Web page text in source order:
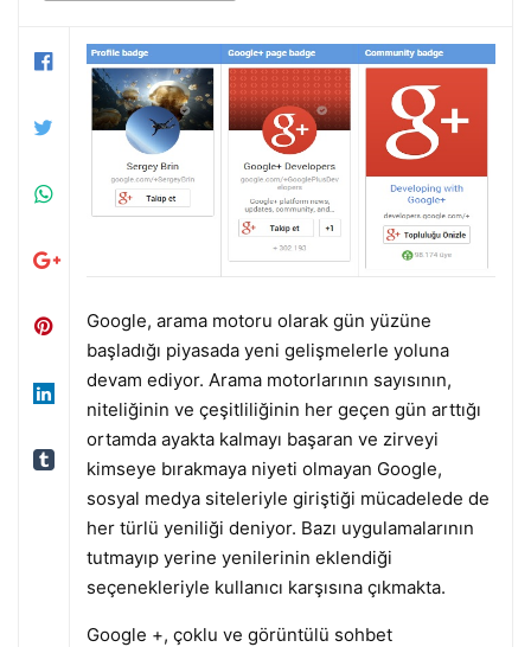
Google, arama motoru olarak gün yüzüne
başladığı piyasada yeni gelişmelerle yoluna
devam ediyor. Arama motorlarının sayısının,
niteliğinin ve çeşitliliğinin her geçen gün arttığı
ortamda ayakta kalmayı başaran ve zirveyi
kimseye bırakmaya niyeti olmayan Google,
sosyal medya siteleriyle giriştiği mücadelede de
her türlü yeniliği deniyor. Bazı uygulamalarının
tutmayıp yerine yenilerinin eklendiği
seçenekleriyle kullanıcı karşısına çıkmakta.
Google +, çoklu ve görüntülü sohbet